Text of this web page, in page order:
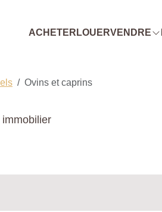
ACHETER LOUERVENDRE
Ovins et caprins